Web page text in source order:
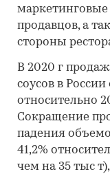
маркетинговые
продавцов, а
стороны
В 2020 г
соусов в
относительно
Сокращение
падения
41,2%
чем на 35 тыс